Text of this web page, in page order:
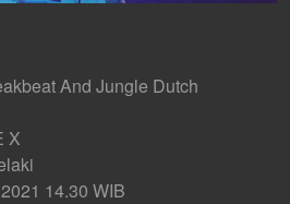
And Jungle Dutch
X
14.30 WIB